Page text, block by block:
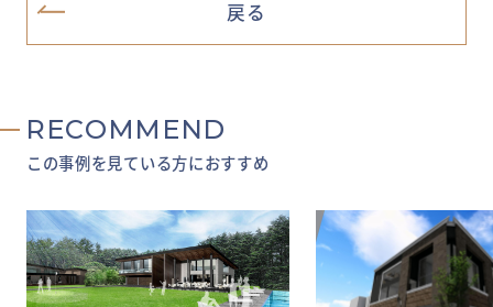
戻る
RECOMMEND
この事例を見ている方におすすめ